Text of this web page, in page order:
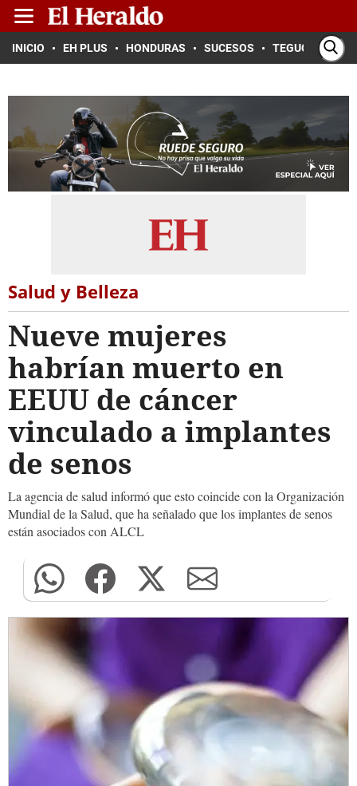
INICIO EH PLUS HONDURAS SUCESOS TEGUCIGALPA
Salud y Belleza
Nueve mujeres
habrían muerto en
EEUU de cáncer
vinculado a implantes
de senos
La agencia de salud informó que esto coincide con la Organización
Mundial de la Salud, que ha señalado que los implantes de senos
están asociados con ALCL